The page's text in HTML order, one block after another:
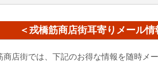
＜戎橋筋商店街耳寄りメール
商店街では、下記のお得な情報を随時メ